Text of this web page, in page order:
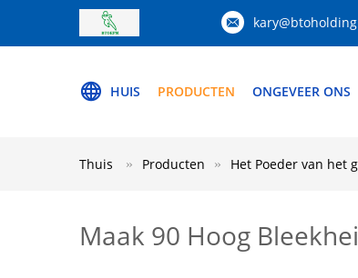
HUIS PRODUCTEN ONGEVEER ONS
Thuis Producten Het Poeder van het
Maak 90 Hoog